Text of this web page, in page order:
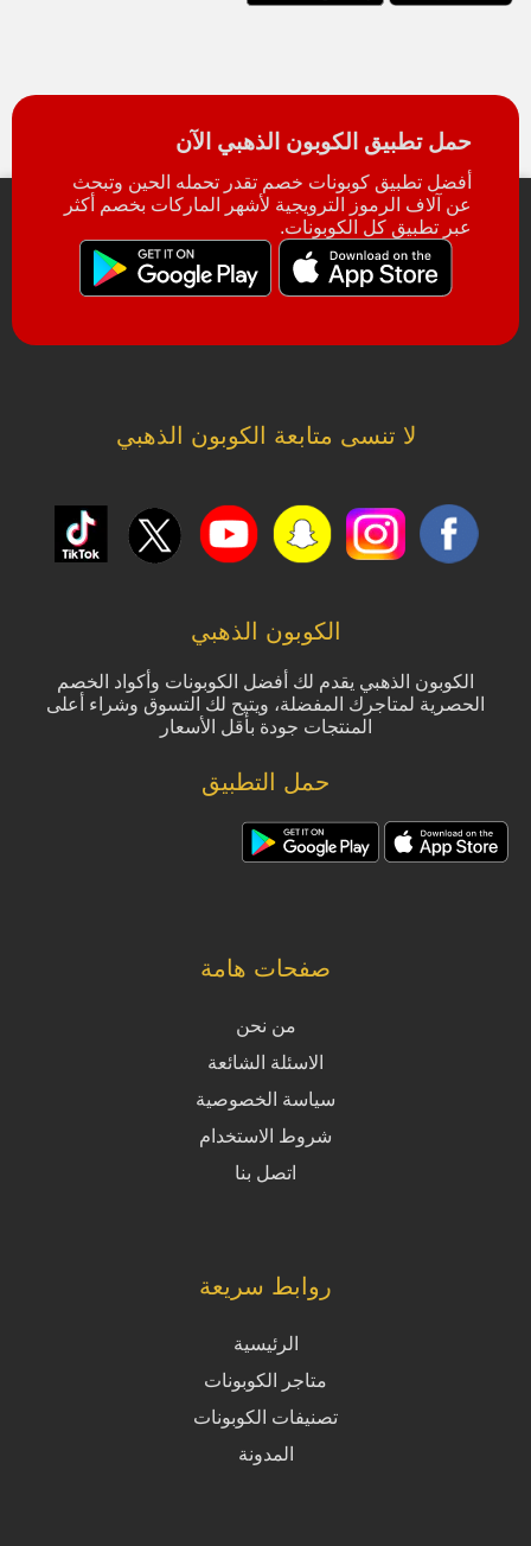
حمل تطبيق الكوبون الذهبي الآن
أفضل تطبيق كوبونات خصم تقدر تحمله الحين وتبحث
عن آلاف الرموز الترويجية لأشهر الماركات بخصم أكثر
عبر تطبيق كل الكوبونات.
لا تنسى متابعة الكوبون الذهبي
الكوبون الذهبي
الكوبون الذهبي يقدم لك أفضل الكوبونات وأكواد الخصم
الحصرية لمتاجرك المفضلة، ويتيح لك التسوق وشراء أعلى
المنتجات جودة بأقل الأسعار
حمل التطبيق
صفحات هامة
من نحن
الاسئلة الشائعة
سياسة الخصوصية
شروط الاستخدام
اتصل بنا
روابط سريعة
الرئيسية
متاجر الكوبونات
تصنيفات الكوبونات
المدونة